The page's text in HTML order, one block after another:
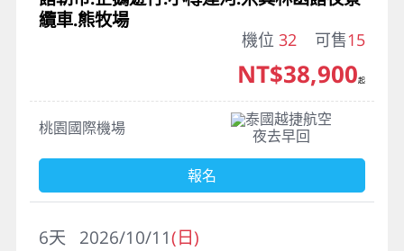
纜車.熊牧場
機位 32 可售15
桃園國際機場
泰國越捷航空
夜去早回
NT$38,900起
報名
2026/10/11(日)
6天